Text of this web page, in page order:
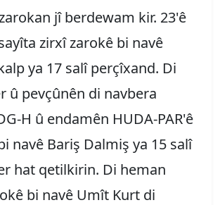
jî berdewam kir. 23'ê
zirxî zarokê bi navê
ya 17 salî perçîxand. Di
û pevçûnên di navbera
H û endamên HUDA-PAR'ê
navê Bariş Dalmiş ya 15 salî
hat qetilkirin. Di heman
bi navê Umît Kurt di